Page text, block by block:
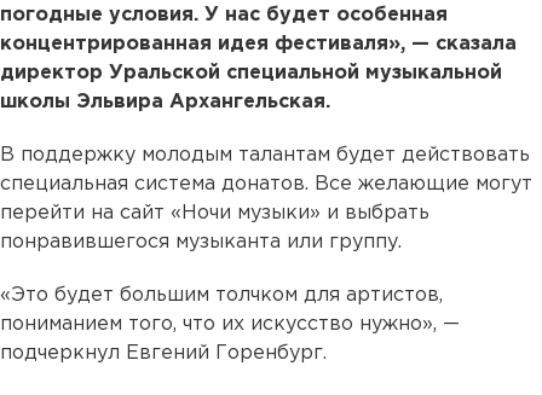
погодные условия. У нас будет особенная
концентрированная идея фестиваля», — сказала
директор Уральской специальной музыкальной
школы Эльвира Архангельская.
В поддержку молодым талантам будет действовать
специальная система донатов. Все желающие могут
перейти на сайт «Ночи музыки» и выбрать
понравившегося музыканта или группу.
«Это будет большим толчком для артистов,
пониманием того, что их искусство нужно», —
подчеркнул Евгений Горенбург.